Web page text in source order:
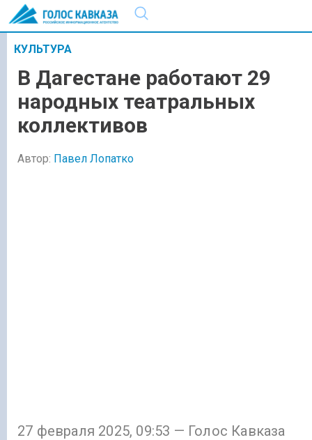
КУЛЬТУРА
В Дагестане работают 29
народных театральных
коллективов
Автор: Павел Лопатко
27 февраля 2025, 09:53 — Голос Кавказа